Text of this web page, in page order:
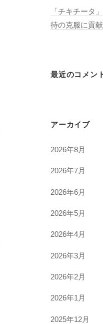
「チキチータ
待の克服に貢
最近のコメン
アーカイブ
2026年8月
2026年7月
2026年6月
2026年5月
2026年4月
2026年3月
2026年2月
2026年1月
2025年12月